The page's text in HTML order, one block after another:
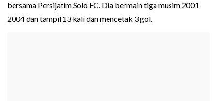
bersama Persijatim Solo FC. Dia bermain tiga musim 2001-
2004 dan tampil 13 kali dan mencetak 3 gol.